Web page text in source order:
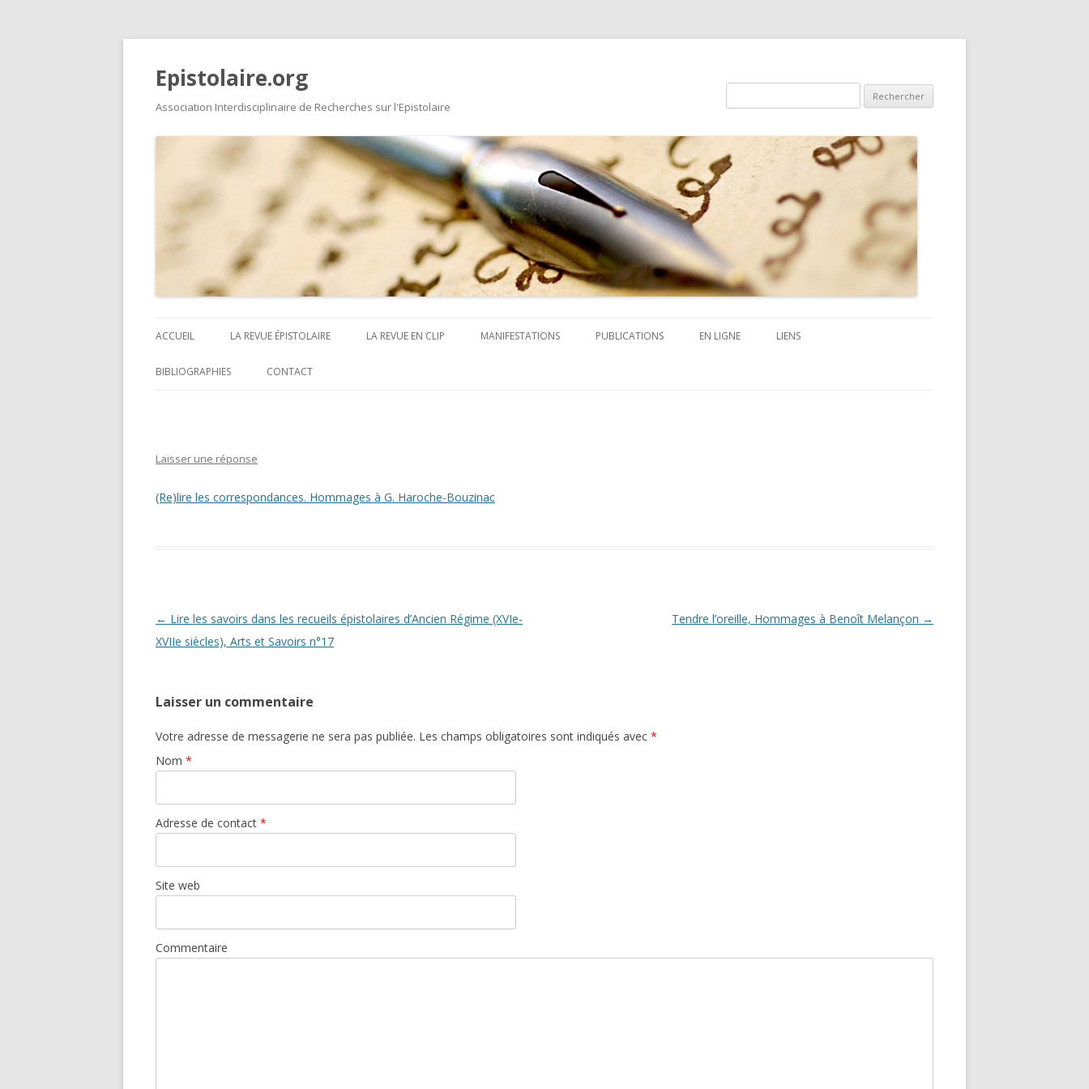
Epistolaire.org
Association Interdisciplinaire de Recherches sur l'Epistolaire
Rechercher :
ACCUEIL LA REVUE ÉPISTOLAIRE LA REVUE EN CLIP MANIFESTATIONS PUBLICATIONS EN LIGNE LIENS
BIBLIOGRAPHIES CONTACT
Laisser une réponse
(Re)lire les correspondances. Hommages à G. Haroche-Bouzinac
Navigation des articles
← Lire les savoirs dans les recueils épistolaires d’Ancien Régime (XVIe-
XVIIe siècles), Arts et Savoirs n°17
Tendre l’oreille, Hommages à Benoît Melançon →
Laisser un commentaire
Votre adresse de messagerie ne sera pas publiée. Les champs obligatoires sont indiqués avec *
Nom *
Adresse de contact *
Site web
Commentaire